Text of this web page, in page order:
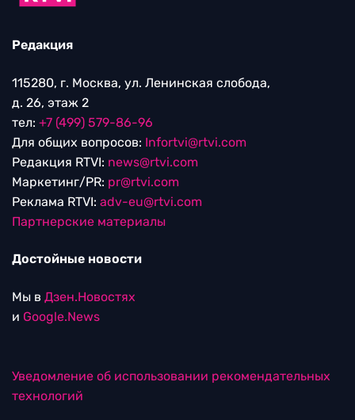
Редакция
115280, г. Москва, ул. Ленинская слобода,
д. 26, этаж 2
тел: +7 (499) 579-86-96
Для общих вопросов: Infortvi@rtvi.com
Редакция RTVI: news@rtvi.com
Маркетинг/PR: pr@rtvi.com
Реклама RTVI: adv-eu@rtvi.com
Партнерские материалы
Достойные новости
Мы в Дзен.Новостях
и Google.News
Уведомление об использовании рекомендательных
технологий